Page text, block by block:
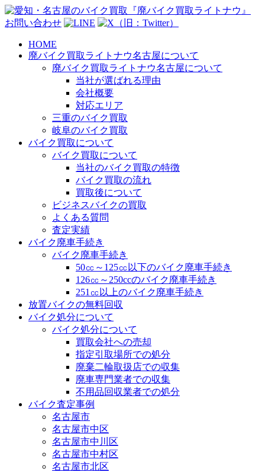
お問い合わせ
HOME
廃バイク買取ライトナウ名古屋について
廃バイク買取ライトナウ名古屋について
当社が選ばれる理由
会社概要
対応エリア
三重のバイク買取
岐阜のバイク買取
バイク買取について
バイク買取について
当社のバイク買取の特徴
バイク買取の流れ
買取後について
ビジネスバイクの買取
よくある質問
査定実績
バイク廃車手続き
バイク廃車手続き
50㏄～125㏄以下のバイク廃車手続き
126㏄～250ccのバイク廃車手続き
251㏄以上のバイク廃車手続き
放置バイクの無料回収
バイク処分について
バイク処分について
買取会社への売却
指定引取場所での処分
廃棄二輪取扱店での収集
廃車専門業者での収集
不用品回収業者での処分
バイク査定事例
名古屋市
名古屋市中区
名古屋市中川区
名古屋市中村区
名古屋市北区